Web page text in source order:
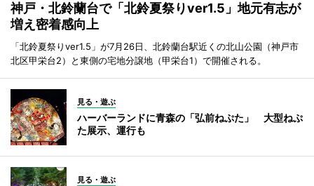
神戸・北鈴蘭台で「北鈴夏祭りver1.5」地元有志が
増え密着感向上
「北鈴夏祭りver1.5」が7月26日、北鈴蘭台駅近くの北山公園（神戸市
北区甲栄台2）と東側の宅地分譲地（甲栄台1）で開催される。
見る・遊ぶ
ハーバーランドに青森の「弘前ねぷた」 大型ねぷ
た展示、運行も
見る・遊ぶ